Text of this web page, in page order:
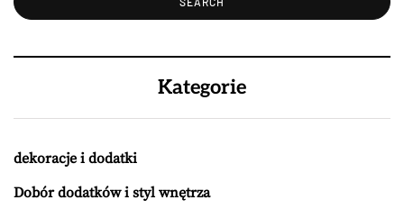
Kategorie
dekoracje i dodatki
Dobór dodatków i styl wnętrza